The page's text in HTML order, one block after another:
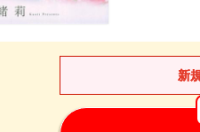
新